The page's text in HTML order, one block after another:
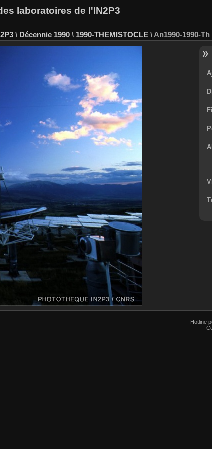
laboratoires de l'IN2P3
\ Décennie 1990 \ 1990-THEMISTOCLE \ An1990-1990-
Hotline